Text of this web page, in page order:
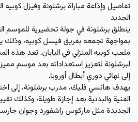
تفاصيل وإذاعة مباراة برشلونة وفيزل
الجديد
بمواجهة تجمعه بفريق فيسل كوبيه، وذلك
ملعب كوبيه المنزلي في اليابان. تعد هذه
لبرشلونة لتعزيز استعداداته بعد موسم
إلى نهائي دوري أبطال أوروبا.
يهدف هانسي فليك، مدرب برشلونة، إلى
الفنية والبدنية بعد إجازة طويلة، وكذلك
الجديدة مثل ماركوس راشفورد وجوان